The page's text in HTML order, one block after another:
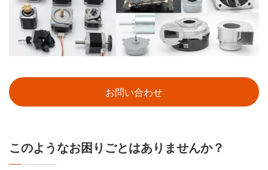
お問い合わせ
このようなお困りごとはありませんか？